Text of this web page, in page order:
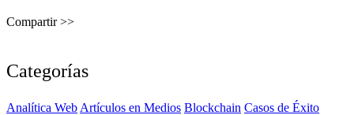
Compartir >>
Categorías
Analítica Web Artículos en Medios Blockchain Casos de Éxito